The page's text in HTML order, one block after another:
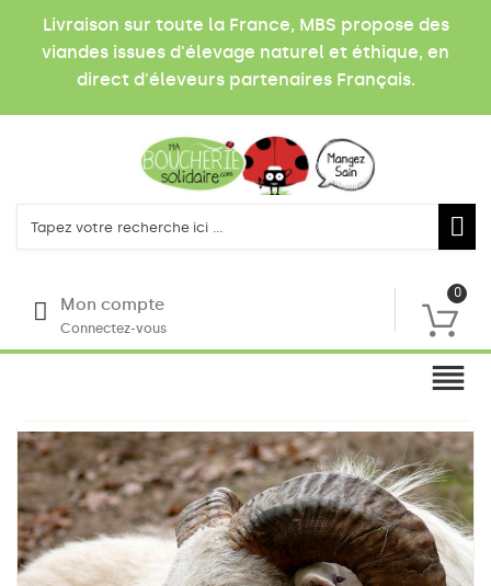
Livraison sur toute la France, MBS propose des
viandes issues d'élevage naturel et éthique, en
direct d'éleveurs partenaires Français.
Mon compte
Connectez-vous
0
